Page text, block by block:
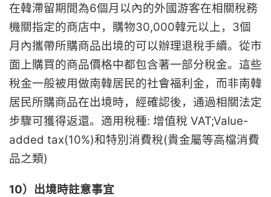
在韓滯留期間為6個月以內的外國游客在相關稅務
機關指定的商店中，購物30,000韓元以上，3個
月內攜帶所購商品出境的可以辦理退稅手續。從市
面上購買的商品價格中都包含著一部分稅金。這些
稅金一般被用做南韓居民的社會福利金，而非南韓
居民所購商品在出境時，經確認後，通過相關法定
步驟可獲得返還。適用稅種: 增值稅 VAT;Value-
added tax(10%)和特別消費稅(貴金屬等高檔消費
品之類)
10）出境時註意事宜